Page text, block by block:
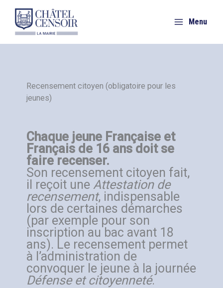
contenu
Menu
Recensement citoyen (obligatoire pour les
jeunes)
Chaque jeune Française et
Français de 16 ans doit se
faire recenser.
Son recensement citoyen fait,
il reçoit une Attestation de
recensement, indispensable
lors de certaines démarches
(par exemple pour son
inscription au bac avant 18
ans). Le recensement permet
à l’administration de
convoquer le jeune à la journée
Défense et citoyenneté.